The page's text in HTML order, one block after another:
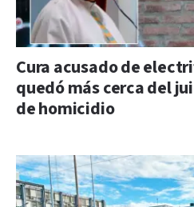
Cura acusado de
quedó más cerca del
de homicidio